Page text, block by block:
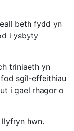
beth fydd yn
i ysbyty
triniaeth yn
sgîl-effeithiau
i gael rhagor o
hwn.